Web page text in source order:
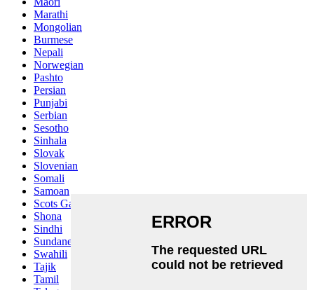
Marathi
Mongolian
Burmese
Nepali
Norwegian
Pashto
Persian
Punjabi
Serbian
Sesotho
Sinhala
Slovak
Slovenian
Somali
Samoan
Scots Gaelic
Shona
Sindhi
Sundanese
Swahili
Tajik
Tamil